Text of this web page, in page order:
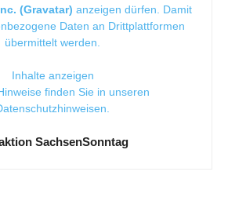
(Gravatar) anzeigen dürfen. Damit
Daten an Drittplattformen
übermittelt werden.
Inhalte anzeigen
finden Sie in unseren
SachsenSonntag